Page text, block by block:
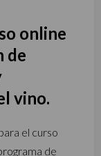
online
de
vino.
el curso
de